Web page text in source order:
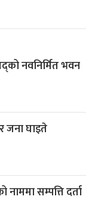
नवनिर्मित भवन
जना घाइते
सम्पत्ति दर्ता